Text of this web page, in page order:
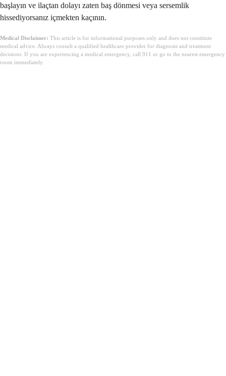
başlayın ve ilaçtan dolayı zaten baş dönmesi veya sersemlik
hissediyorsanız içmekten kaçının.
Medical Disclaimer: This article is for informational purposes only and does not constitute
medical advice. Always consult a qualified healthcare provider for diagnosis and treatment
decisions. If you are experiencing a medical emergency, call 911 or go to the nearest emergency
room immediately.